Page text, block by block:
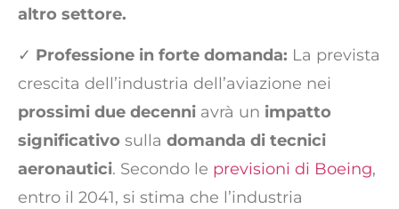
altro settore.
✓ Professione in forte domanda: La prevista
crescita dell’industria dell’aviazione nei
prossimi due decenni avrà un impatto
significativo sulla domanda di tecnici
aeronautici. Secondo le previsioni di Boeing,
entro il 2041, si stima che l’industria